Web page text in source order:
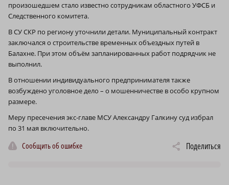
произошедшем стало известно сотрудникам областного УФСБ и
Следственного комитета.
В СУ СКР по региону уточнили детали. Муниципальный контракт
заключался о строительстве временных объездных путей в
Балахне. При этом объём запланированных работ подрядчик не
выполнил.
В отношении индивидуального предпринимателя также
возбуждено уголовное дело – о мошенничестве в особо крупном
размере.
Меру пресечения экс-главе МСУ Александру Галкину суд избрал
по 31 мая включительно.
Сообщить об ошибке Поделиться